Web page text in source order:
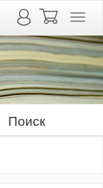
Поиск